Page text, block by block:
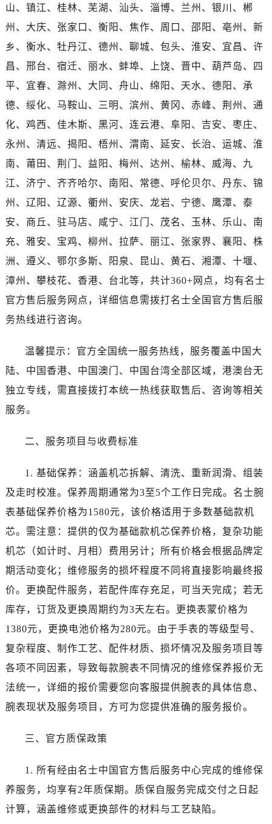
湖北省随州市曾都区青年路名士售后服务中心（需提前预约）
湖北省宜昌市西陵区夷陵大道与港窑路名士售后服务中心（需提前预约）
湖南省常德市武陵区人民路名士售后服务中心（需提前预约）
湖南省郴州市北湖区国庆北路名士售后服务中心（需提前预约）
湖南省衡阳市雁峰区解放路名士售后服务中心（需提前预约）
湖南省怀化市鹤城区迎丰中路名士售后服务中心（需提前预约）
湖南省娄底市娄星区长青街名士售后服务中心（需提前预约）
湖南省益阳市赫山区桃花仑路名士售后服务中心（需提前预约）
湖南省永州市冷水滩区永州大道与中兴路交叉口名士售后服务中心（需提前预约）
湖南省岳阳市岳阳楼区东茅岭路名士售后服务中心（需提前预约）
湖南省张家界市永定区解放路名士售后服务中心（需提前预约）
湖南省长沙市芙蓉区建湘路393号世茂环球金融中心写字楼10层1013室名士售后服务中心（需提前预约）
湖南省株洲市芦淞区建设南路名士售后服务中心（需提前预约）
甘肃省敦煌市沙州镇阳关中路名士售后服务中心（需提前预约）
甘肃省金昌市金川区北京路名士售后服务中心（需提前预约）
甘肃省天水市秦州区民主路名士售后服务中心（需提前预约）
甘肃省武威市凉州区迎宾路名士售后服务中心（需提前预约）
甘肃省张掖市甘州区民乐北路名士售后服务中心（需提前预约）
宁夏回族自治区固原市原州区文化街名士售后服务中心（需提前预约）
宁夏回族自治区石嘴山市大武口区贺兰山路名士售后服务中心（需提前预约）
宁夏回族自治区吴忠市利通区开元大道名士售后服务中心（需提前预约）
青海省果洛藏族自治州玛沁县团结路名士售后服务中心（需提前预约）
青海省海北藏族自治州海晏县将军路名士售后服务中心（需提前预约）
青海省海东市乐都区滨河路名士售后服务中心（需提前预约）
青海省海南藏族自治州共和县青海湖大街名士售后服务中心（需提前预约）
青海省海西蒙古族藏族自治州德令哈市柴达木路名士售后服务中心（需提前预约）
陕西省安康市汉滨区金州路名士售后服务中心（需提前预约）
陕西省宝鸡市渭滨区经二路名士售后服务中心（需提前预约）
山、镇江、桂林、芜湖、汕头、淄博、兰州、银川、郴
州、大庆、张家口、衡阳、焦作、周口、邵阳、亳州、新
乡、衡水、牡丹江、德州、聊城、包头、淮安、宜昌、许
昌、邢台、宿迁、丽水、蚌埠、上饶、晋中、葫芦岛、四
平、宜春、滁州、大同、舟山、绵阳、天水、德阳、承
德、绥化、马鞍山、三明、滨州、黄冈、赤峰、荆州、通
化、鸡西、佳木斯、黑河、连云港、阜阳、吉安、枣庄、
永州、清远、揭阳、梧州、渭南、延安、长治、运城、淮
南、莆田、荆门、益阳、梅州、达州、榆林、威海、九
江、济宁、齐齐哈尔、南阳、常德、呼伦贝尔、丹东、锦
州、辽阳、辽源、衢州、安庆、龙岩、宁德、鹰潭、泰
安、商丘、驻马店、咸宁、江门、茂名、玉林、乐山、南
充、雅安、宝鸡、柳州、拉萨、丽江、张家界、襄阳、株
洲、遵义、鄂尔多斯、阳泉、昆山、黄石、湘潭、十堰、
漳州、攀枝花、香港、台北等，共计360+网点，均有名士
官方售后服务网点，详细信息需拨打名士全国官方售后服
务热线进行咨询。
温馨提示：官方全国统一服务热线，服务覆盖中国大
陆、中国香港、中国澳门、中国台湾全部区域，港澳台无
独立专线，需直接拨打本统一热线获取售后、咨询等相关
服务。
二、服务项目与收费标准
1. 基础保养：涵盖机芯拆解、清洗、重新润滑、组装
及走时校准。保养周期通常为3至5个工作日完成。名士腕
表基础保养价格为1580元，该价格适用于多数基础款机
芯。需注意：提供的仅为基础款机芯保养价格，复杂功能
机芯（如计时、月相）费用另计；所有价格会根据品牌定
期活动变化；维修服务的损坏程度不同将直接影响最终报
价。更换配件服务，若配件库存充足，可当天完成；若无
库存，订货及更换周期约为3天左右。更换表蒙价格为
1380元，更换电池价格为280元。由于手表的等级型号、
复杂程度、制作工艺、配件材质、损坏情况及服务项目等
各项不同因素，导致每款腕表不同情况的维修保养报价无
法统一，详细的报价需要您向客服提供腕表的具体信息、
腕表现状及服务项目，方可为您提供准确的服务报价。
三、官方质保政策
1. 所有经由名士中国官方售后服务中心完成的维修保
养服务，均享有2年质保期。质保自服务完成交付之日起
计算，涵盖维修或更换部件的材料与工艺缺陷。